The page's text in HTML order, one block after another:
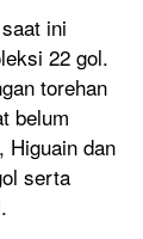
ini
22 gol.
torehan
belum
Higuain dan
serta